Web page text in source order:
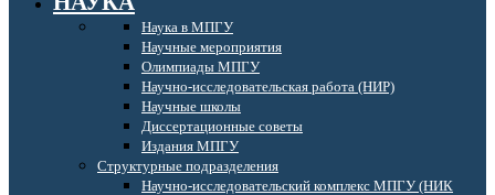
Наука в МПГУ
Научные мероприятия
Олимпиады МПГУ
Научно-исследовательская работа (НИР)
Научные школы
Диссертационные советы
Издания МПГУ
Структурные подразделения
Научно-исследовательский комплекс МПГУ (НИК